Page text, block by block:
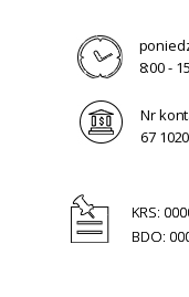
8:00 -
Nr
67
KRS:
BDO: